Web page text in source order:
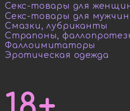
Секс-товары для
Секс-товары для мужчин
Смазки, лубриканты
Страпоны,
Фаллоимитаторы
Эротическая одежда